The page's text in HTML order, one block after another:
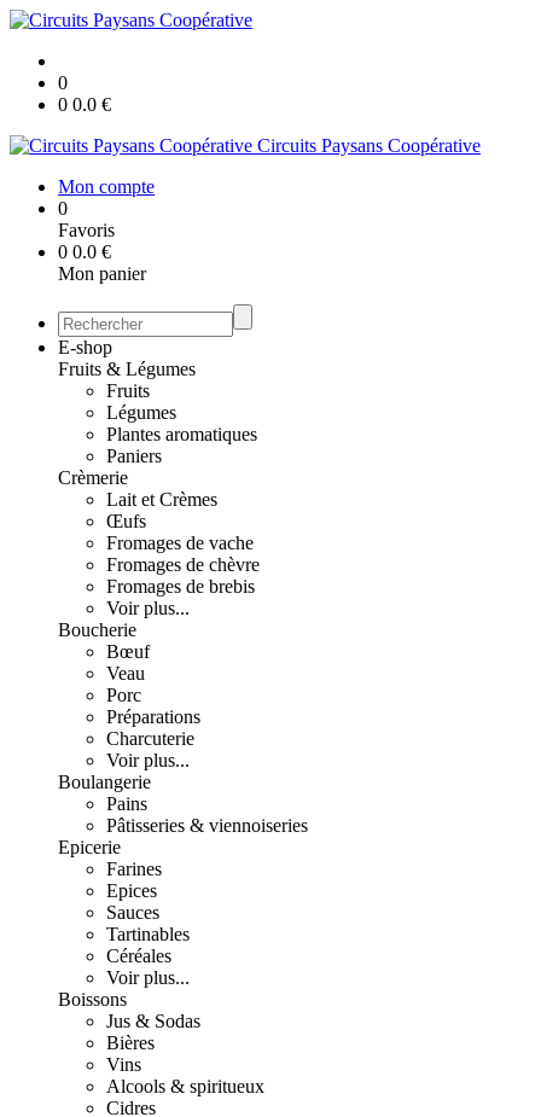
0
0 0.0 €
Circuits Paysans Coopérative
Mon compte
0
Favoris
0 0.0 €
Mon panier
E-shop
Fruits & Légumes
Fruits
Légumes
Plantes aromatiques
Paniers
Crèmerie
Lait et Crèmes
Œufs
Fromages de vache
Fromages de chèvre
Fromages de brebis
Voir plus...
Boucherie
Bœuf
Veau
Porc
Préparations
Charcuterie
Voir plus...
Boulangerie
Pains
Pâtisseries & viennoiseries
Epicerie
Farines
Epices
Sauces
Tartinables
Céréales
Voir plus...
Boissons
Jus & Sodas
Bières
Vins
Alcools & spiritueux
Cidres